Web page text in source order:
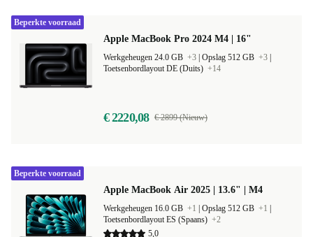
Apple MacBook Pro 2024 M4 | 16"
Werkgeheugen 24.0 GB +3 Opslag 512 GB +3
Toetsenbordlayout DE (Duits) +14
€ 2220,08 € 2899 (Nieuw)
Beperkte voorraad
Apple MacBook Air 2025 | 13.6" | M4
Werkgeheugen 16.0 GB +1 Opslag 512 GB +1
Toetsenbordlayout ES (Spaans) +2
5,0
Beperkte voorraad